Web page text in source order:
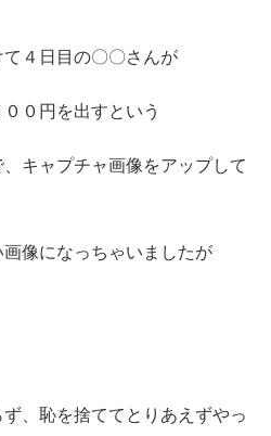
４日目の〇〇さんが
０円を出すという
キャプチャ画像をアップして
像になっちゃいましたが
、恥を捨ててとりあえずやっ